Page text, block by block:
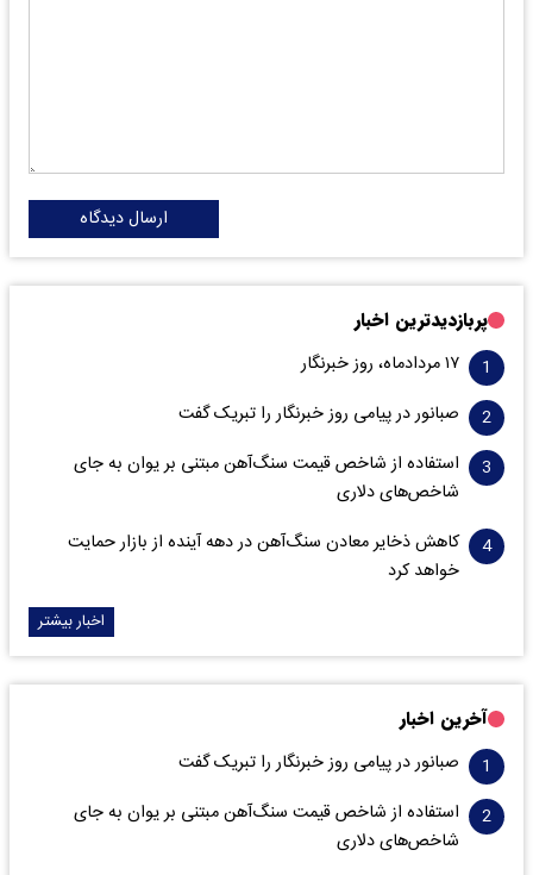
ارسال دیدگاه
پربازدیدترین اخبار
۱۷ مردادماه، روز خبرنگار
صبانور در پیامی روز خبرنگار را تبریک گفت
استفاده از شاخص قیمت سنگ‌آهن مبتنی بر یوان به جای
شاخص‌های دلاری
کاهش ذخایر معادن سنگ‌آهن در دهه آینده از بازار حمایت
خواهد کرد
اخبار بیشتر
آخرین اخبار
صبانور در پیامی روز خبرنگار را تبریک گفت
استفاده از شاخص قیمت سنگ‌آهن مبتنی بر یوان به جای
شاخص‌های دلاری